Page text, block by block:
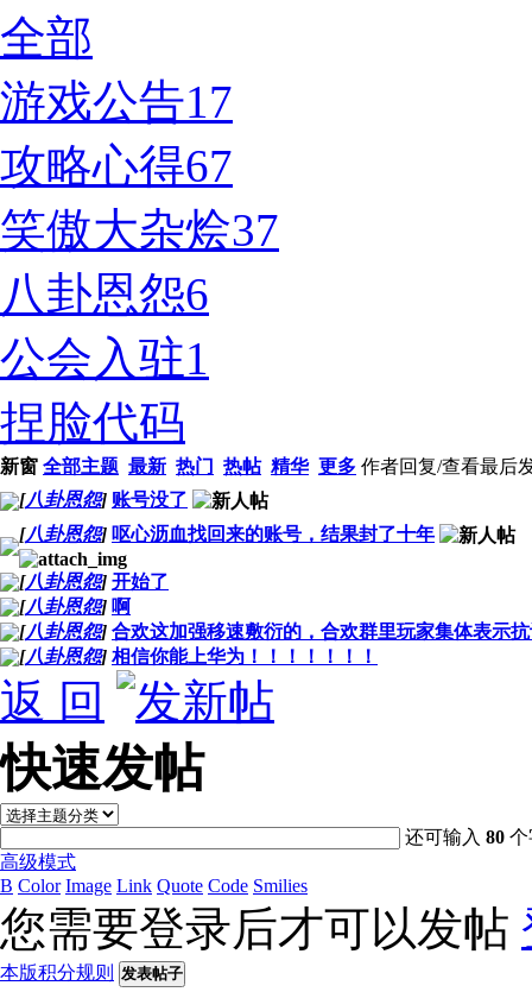
全部
游戏公告17
攻略心得67
笑傲大杂烩37
八卦恩怨6
公会入驻1
捏脸代码
新窗 全部主题 最新 热门 热帖 精华 更多 作者回复/查看最后
[八卦恩怨] 账号没了
[八卦恩怨] 呕心沥血找回来的账号，结果封了十年
[八卦恩怨] 开始了
[八卦恩怨] 啊
[八卦恩怨] 合欢这加强移速敷衍的，合欢群里玩家集体表示
[八卦恩怨] 相信你能上华为！！！！！！！
返 回
快速发帖
还可输入80 个
高级模式
B Color Image Link Quote Code Smilies
您需要登录后才可以发帖
本版积分规则 发表帖子